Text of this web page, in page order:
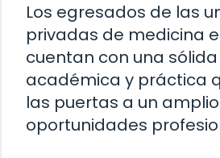
Los egresados de las
privadas de medicina
cuentan con una
académica y práctica
las puertas a un
oportunidades